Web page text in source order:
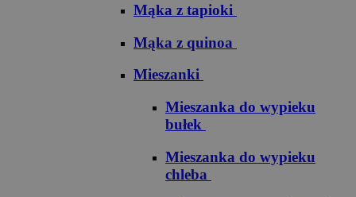
Mąka z tapioki
Mąka z quinoa
Mieszanki
Mieszanka do wypieku
bułek
Mieszanka do wypieku
chleba